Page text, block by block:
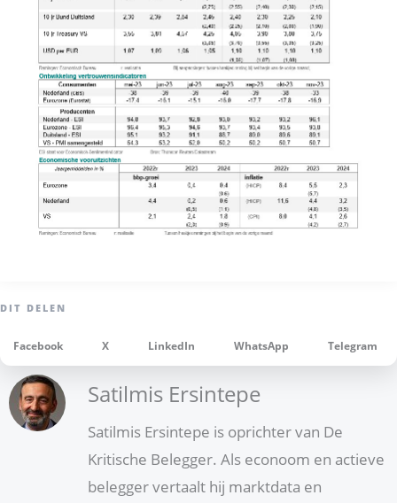
Facebook X LinkedIn WhatsApp Telegram
Satilmis Ersintepe
Satilmis Ersintepe is oprichter van De
Kritische Belegger. Als econoom en actieve
belegger vertaalt hij marktdata en